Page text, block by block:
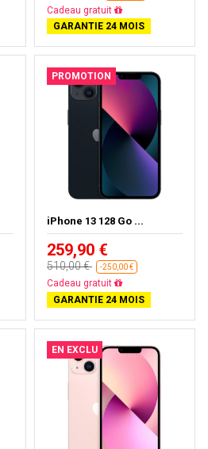
Livraison gratuite
GARANTIE 24 MOIS
PROMOTION
iPhone 13 128 Go ...
259,90 €
510,00 € -250,00 €
Livraison gratuite
GARANTIE 24 MOIS
EN EXCLU